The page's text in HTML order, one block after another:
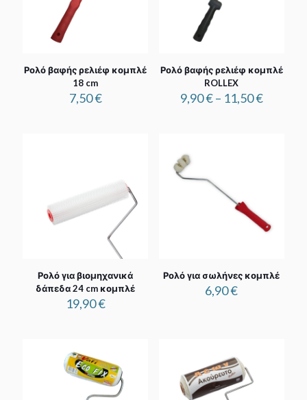
Ρολό βαφής ρελιέφ κομπλέ
18 cm
7,50€
Ρολό βαφής ρελιέφ κομπλέ
ROLLEX
9,90€– 11,50€Price
Ρολό για βιομηχανικά
δάπεδα 24 cm κομπλέ
19,90€
Ρολό για σωλήνες κομπλέ
6,90€